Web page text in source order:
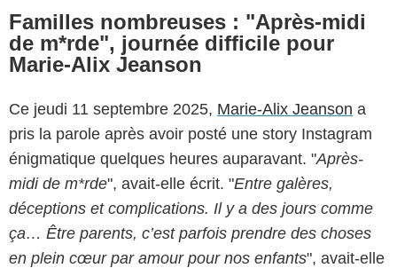
Familles nombreuses : "Après-midi
de m*rde", journée difficile pour
Marie-Alix Jeanson
Ce jeudi 11 septembre 2025, Marie-Alix Jeanson a
pris la parole après avoir posté une story Instagram
énigmatique quelques heures auparavant. "Après-
midi de m*rde", avait-elle écrit. "Entre galères,
déceptions et complications. Il y a des jours comme
ça… Être parents, c’est parfois prendre des choses
en plein cœur par amour pour nos enfants", avait-elle